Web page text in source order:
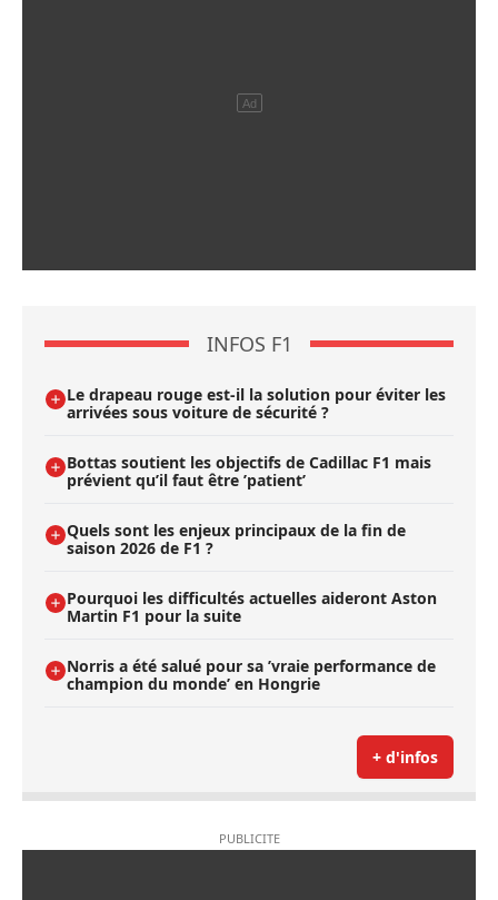
INFOS F1
Le drapeau rouge est-il la solution pour éviter les
arrivées sous voiture de sécurité ?
Bottas soutient les objectifs de Cadillac F1 mais
prévient qu’il faut être ’patient’
Quels sont les enjeux principaux de la fin de
saison 2026 de F1 ?
Pourquoi les difficultés actuelles aideront Aston
Martin F1 pour la suite
Norris a été salué pour sa ’vraie performance de
champion du monde’ en Hongrie
+ d'infos